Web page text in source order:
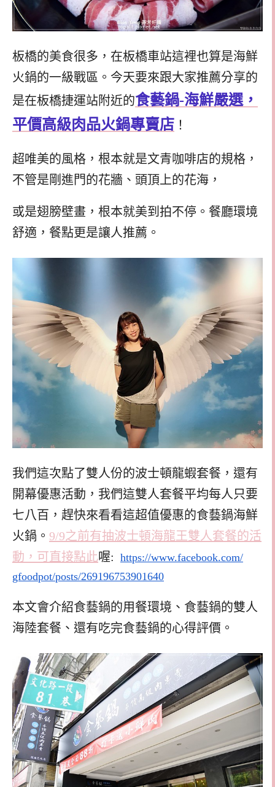
板橋的美食很多，在板橋車站這裡也算是海鮮
火鍋的一級戰區。今天要來跟大家推薦分享的
是在板橋捷運站附近的食藝鍋-海鮮嚴選，
平價高級肉品火鍋專賣店 ！
超唯美的風格，根本就是文青咖啡店的規格，
不管是剛進門的花牆、頭頂上的花海，
或是翅膀壁畫，根本就美到拍不停。餐廳環境
舒適，餐點更是讓人推薦。
我們這次點了雙人份的波士頓龍蝦套餐，還有
開幕優惠活動，我們這雙人套餐平均每人只要
七八百，趕快來看看這超值優惠的食藝鍋海鮮
火鍋。 9/9之前有抽波士頓海龍王雙人套餐的活
動，可直接點此喔: https://www.facebook.com/
gfoodpot/posts/269196753901640
本文會介紹食藝鍋的用餐環境、食藝鍋的雙人
海陸套餐、還有吃完食藝鍋的心得評價。